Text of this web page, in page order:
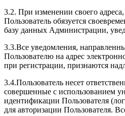
3.2. При изменении своего
Пользователь обязуется
базу данных Администрации,
3.3.Все уведомления,
Пользователю на адрес
при регистрации, признаются
3.4.Пользователь несет
совершенные с использованием
идентификации Пользователя
для авторизации Пользователя.